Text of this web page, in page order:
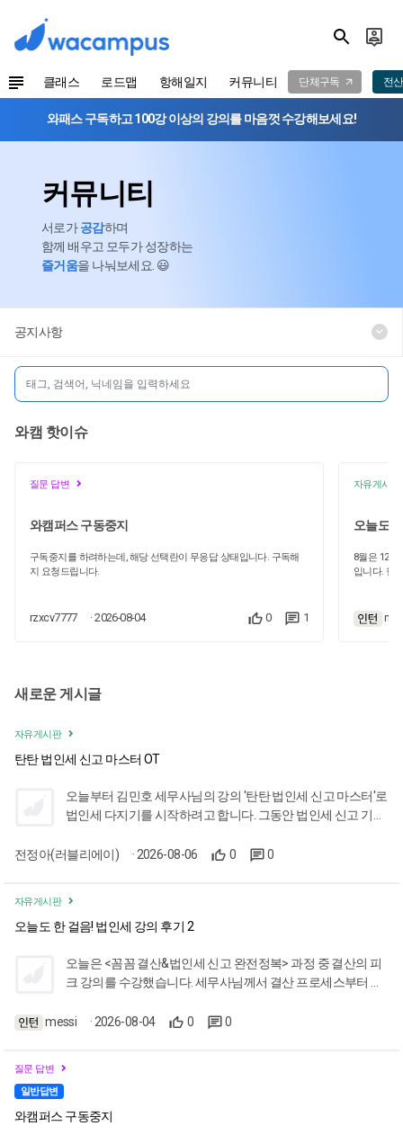
클래스 로드맵 항해일지 커뮤니티 단체구독 전
와패스 구독하고 100강 이상의 강의를 마음껏 수강해보세요!
커뮤니티
서로가공감하며
함께 배우고 모두가 성장하는
즐거움을 나눠보세요. 😃
공지사항
와캠 핫이슈
질문 답변
와캠퍼스 구동중지
구독중지를 하려하는데, 해당 선택란이 무응답 상태입니다. 구독해
지 요청드립니다.
rzxcv7777 · 2026-08-04 0 1
자유게시판
오늘도
8월은 12월
입니다. 현
현진 세무
택했습니다
으나, 저처
니다. 강의
새로운 게시글
자유게시판
탄탄 법인세 신고 마스터 OT
오늘부터 김민호 세무사님의 강의 '탄탄 법인세 신고 마스터'로
법인세 다지기를 시작하려고 합니다. 그동안 법인세 신고 기간
인세 서식과 관련된 세무조정, 재무제표 계정과목과 관련된 세
요성(1~5단계) 당기순이익에서 출발하여 회계와 세법 간의 차
세무조정의 효과: 소득금액의 변동(법인의 소득금액 증가 또는
감소) 및 소득금액 변동에 따른 소득처분 발생(귀속자를 확인
전정아(러블리에이) · 2026-08-06 0 0
자유게시판
오늘도 한 걸음! 법인세 강의 후기 2
오늘은 <꼼꼼 결산&법인세 신고 완전정복> 과정 중 결산의 피
크 강의를 수강했습니다. 세무사님께서 결산 프로세스부터 법
알고 있었던 내용을 다시 한번 확실하게 복습할 수 있는 유익한
한 알찬 강의 덕분에 오늘도 한 걸음 더 성장했습니다. 감사합
messi · 2026-08-04 0 0
질문 답변
일반답변
와캠퍼스 구동중지